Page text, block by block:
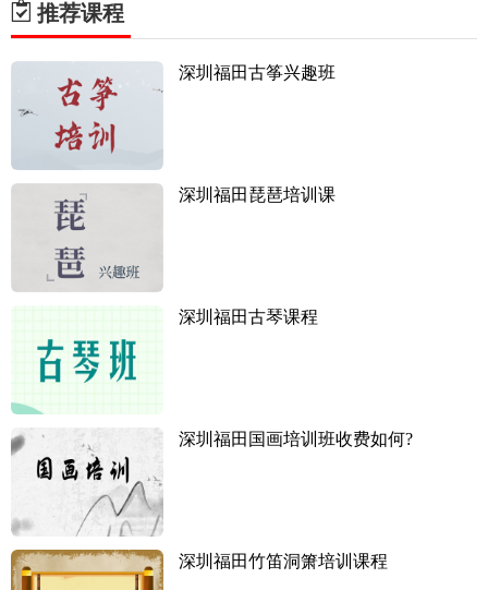
推荐课程
深圳福田古筝兴趣班
深圳福田琵琶培训课
深圳福田古琴课程
深圳福田国画培训班收费如何?
深圳福田竹笛洞箫培训课程